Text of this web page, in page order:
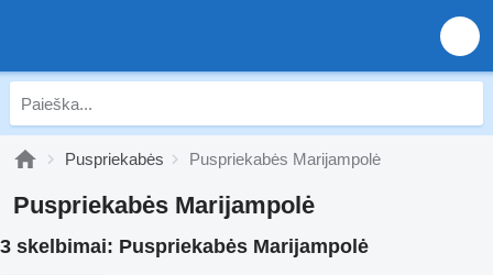
Puspriekabės Puspriekabės Marijampolė
Puspriekabės Marijampolė
3 skelbimai: Puspriekabės Marijampolė